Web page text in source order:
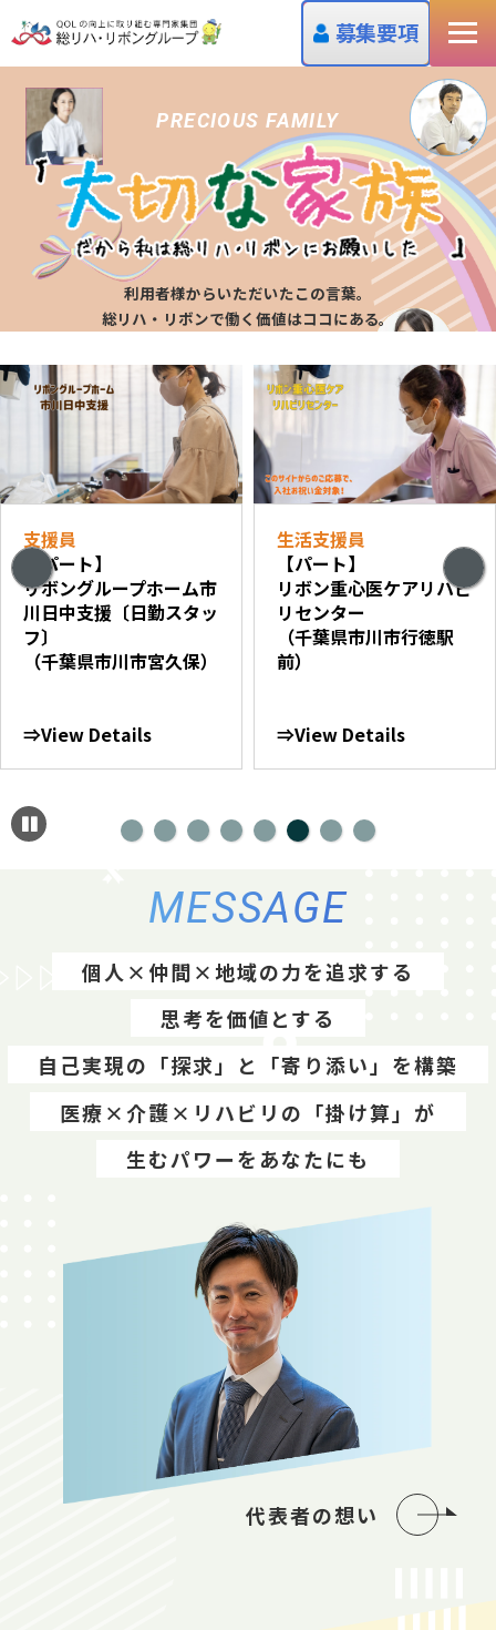
募集要項
PRECIOUS FAMILY
利用者様からいただいたこの言葉。
総リハ・リボンで働く価値はココにある。
支援員
【パート】
リボングループホーム市
川日中支援〔日勤スタッ
フ〕
（千葉県市川市宮久保）
⇒View Details
生活支援員
【パート】
リボン重心医ケアリハビ
リセンター
（千葉県市川市行徳駅
前）
⇒View Details
MESSAGE
個人×仲間×地域の力を追求する
思考を価値とする
自己実現の「探求」と「寄り添い」を構築
医療×介護×リハビリの「掛け算」が
生むパワーをあなたにも
代表者の想い